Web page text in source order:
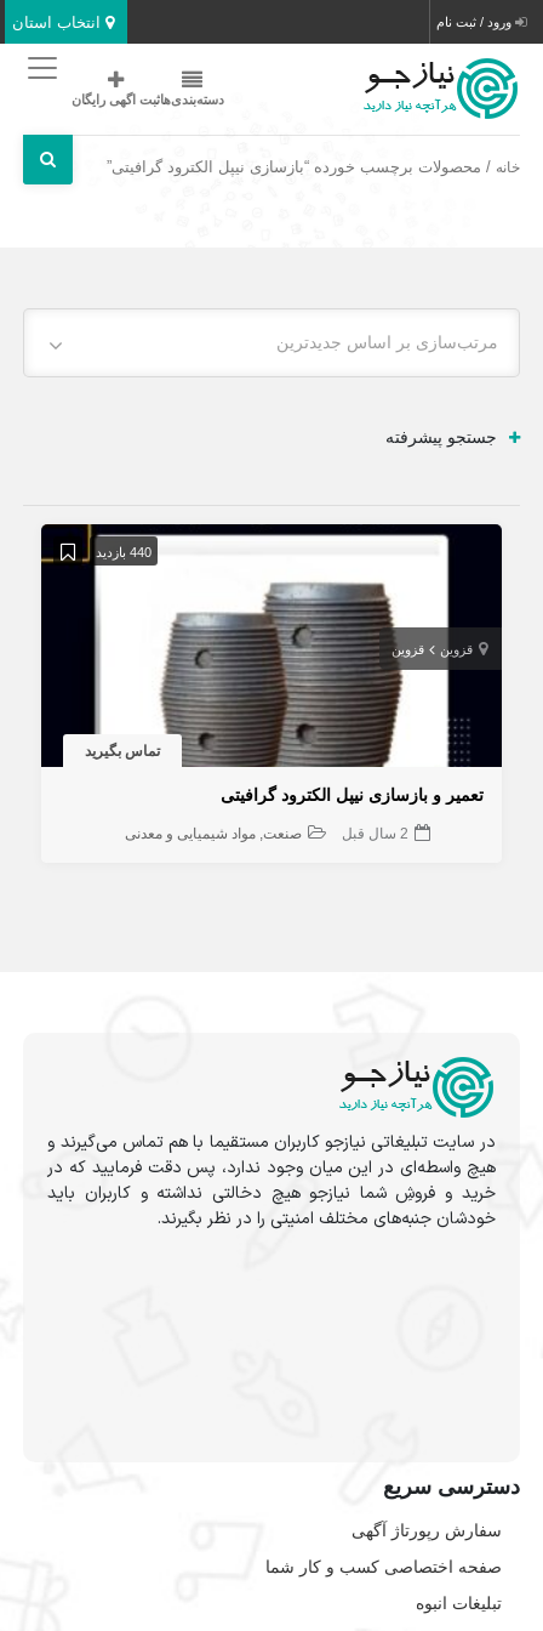
انتخاب استان ورود / ثبت نام
دسته‌بندی‌هاثبت اگهی رایگان
خانه / محصولات برچسب خورده “بازسازی نیپل الکترود گرافیتی”
مرتب‌سازی بر اساس جدیدترین
جستجو پیشرفته
440 بازدید
قزوین قزوین
تماس بگیرید
تعمیر و بازسازی نیپل الکترود گرافیتی
2 سال قبل صنعت مواد شیمیایی و معدنی
در سایت تبلیغاتی نیازجو کاربران مستقیما با هم تماس می‌گیرند و
هیچ واسطه‌ای در این میان وجود ندارد، پس دقت فرمایید که در
خرید و فروشِ شما نیازجو هیچ دخالتی نداشته و کاربران باید
خودشان جنبه‌های مختلف امنیتی را در نظر بگیرند.
دسترسی سریع
سفارش رپورتاژ آگهی
صفحه اختصاصی کسب و کار شما
تبلیغات انبوه